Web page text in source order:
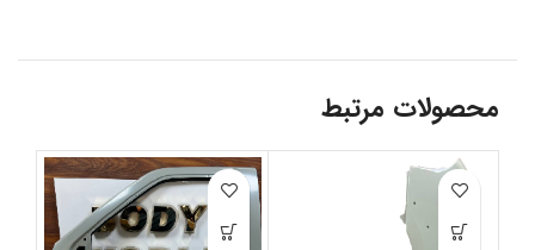
محصولات مرتبط